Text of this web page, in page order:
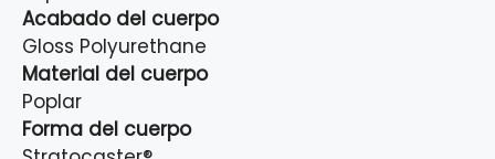
Acabado del cuerpo
Gloss Polyurethane
Material del cuerpo
Poplar
Forma del cuerpo